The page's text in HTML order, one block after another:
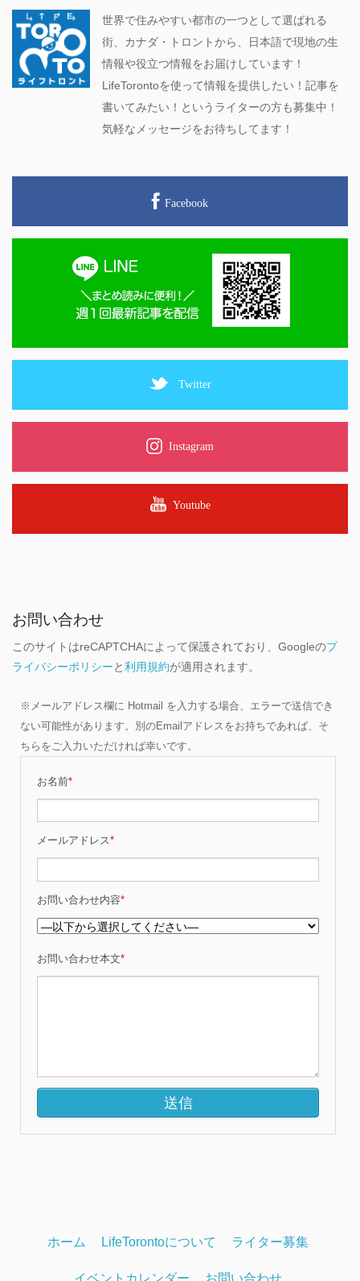
世界で住みやすい都市の一つとして選ばれる
街、カナダ・トロントから、日本語で現地の生
情報や役立つ情報をお届けしています！
LifeTorontoを使って情報を提供したい！記事を
書いてみたい！というライターの方も募集中！
気軽なメッセージをお待ちしてます！
Facebook
Twitter
Instagram
Youtube
お問い合わせ
このサイトはreCAPTCHAによって保護されており、Googleのプ
ライバシーポリシーと利用規約が適用されます。
※メールアドレス欄に Hotmail を入力する場合、エラーで送信でき
ない可能性があります。別のEmailアドレスをお持ちであれば、そ
ちらをご入力いただければ幸いです。
お名前*
メールアドレス*
お問い合わせ内容*
お問い合わせ本文*
ホーム LifeTorontoについて ライター募集
イベントカレンダー お問い合わせ